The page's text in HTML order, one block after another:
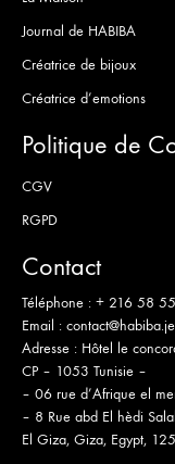
Journal de HABIBA
Créatrice de bijoux
Créatrice d’emotions
Politique de
CGV
RGPD
Contact
Téléphone : + 216 58
Email :
Adresse : Hôtel le
CP – 1053 Tunisie –
– 06 rue d’Afrique el
– 8 Rue abd El hèdi
El Giza, Giza, Egypt,